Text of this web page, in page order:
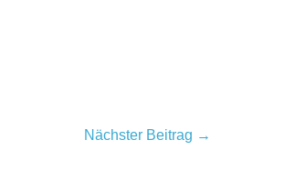
Nächster Beitrag →